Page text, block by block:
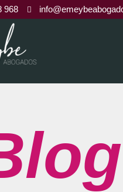
968